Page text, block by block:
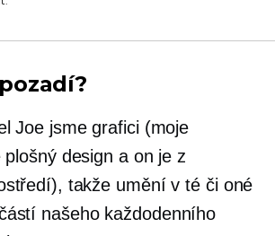
Joe jsme grafici (moje
plošný design a on je z
takže umění v té či oné
našeho každodenního